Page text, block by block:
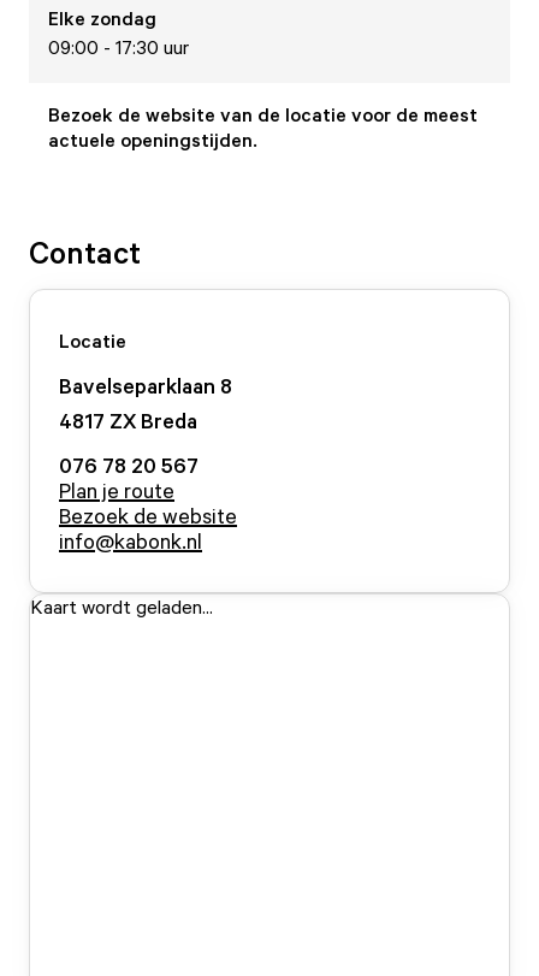
Elke zondag
09:00 - 17:30 uur
Bezoek de website van de locatie voor de meest
actuele openingstijden.
Contact
Locatie
Bavelseparklaan 8
4817 ZX Breda
076 78 20 567
Plan je route
Bezoek de website
info@kabonk.nl
Kaart wordt geladen...